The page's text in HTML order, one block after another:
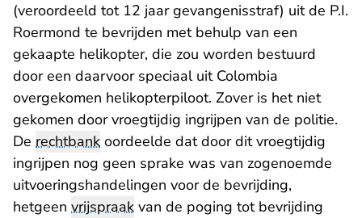
(veroordeeld tot 12 jaar gevangenisstraf) uit de P.I.
Roermond te bevrijden met behulp van een
gekaapte helikopter, die zou worden bestuurd
door een daarvoor speciaal uit Colombia
overgekomen helikopterpiloot. Zover is het niet
gekomen door vroegtijdig ingrijpen van de politie.
De rechtbank oordeelde dat door dit vroegtijdig
ingrijpen nog geen sprake was van zogenoemde
uitvoeringshandelingen voor de bevrijding,
hetgeen vrijspraak van de poging tot bevrijding